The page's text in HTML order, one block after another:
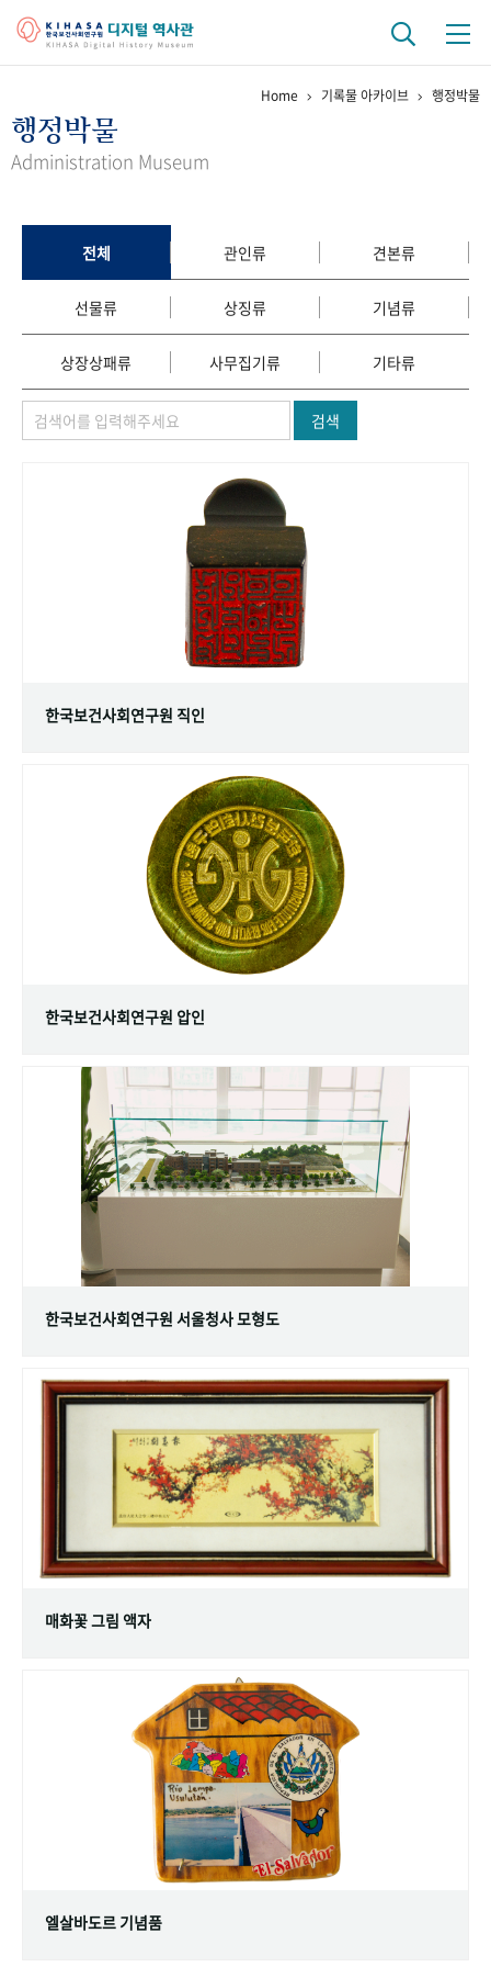
걸어온 길 기관 변천사
정책과 연구 키워드로 보는 연구 역사
연구자들
간행물 변천사
기록물 아카이브
사진 아카이브 문서 기록물 행정박물 영상 기록물
숫자로 보는 50년 50+1
Home 기록물 아카이브 행정박물
행정박물
Administration Museum
전체 관인류 견본류
선물류 상징류 기념류
상장상패류 사무집기류 기타류
검색
한국보건사회연구원 직인
한국보건사회연구원 압인
한국보건사회연구원 서울청사 모형도
매화꽃 그림 액자
엘살바도르 기념품